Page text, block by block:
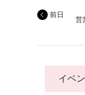
営
前日
イベ